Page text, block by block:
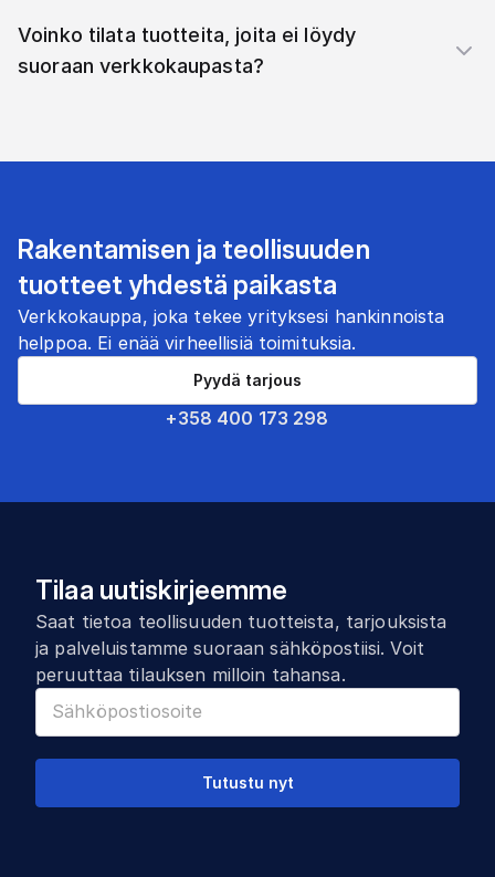
Voinko tilata tuotteita, joita ei löydy
suoraan verkkokaupasta?
Rakentamisen ja teollisuuden
tuotteet yhdestä paikasta
Verkkokauppa, joka tekee yrityksesi hankinnoista
helppoa. Ei enää virheellisiä toimituksia.
+358 400 173 298
Pyydä tarjous
Tilaa uutiskirjeemme
Saat tietoa teollisuuden tuotteista, tarjouksista
ja palveluistamme suoraan sähköpostiisi. Voit
peruuttaa tilauksen milloin tahansa.
Tutustu nyt